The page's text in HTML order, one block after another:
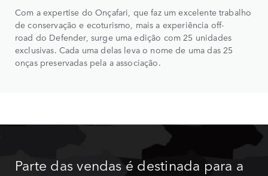
Com a expertise do Onçafari, que faz um excelente trabalho
de conservação e ecoturismo, mais a experiência off-
road do Defender, surge uma edição com 25 unidades
exclusivas. Cada uma delas leva o nome de uma das 25
onças preservadas pela a associação.
Parte das vendas é destinada para a